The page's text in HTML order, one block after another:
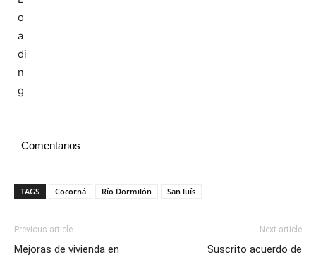
Comentarios
TAGS Cocorná Río Dormilón San luís
Previous article
Mejoras de vivienda en
Next article
Suscrito acuerdo de